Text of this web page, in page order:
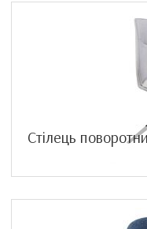
Стілець